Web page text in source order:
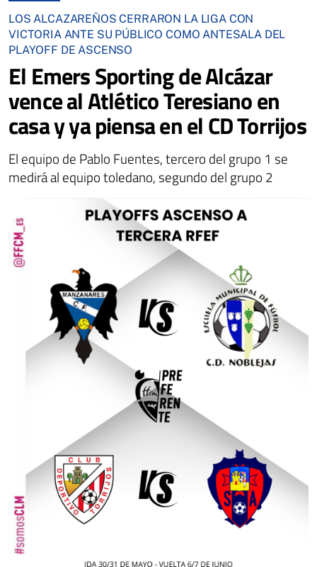
LOS ALCAZAREÑOS CERRARON LA LIGA CON
VICTORIA ANTE SU PÚBLICO COMO ANTESALA DEL
PLAYOFF DE ASCENSO
El Emers Sporting de Alcázar
vence al Atlético Teresiano en
casa y ya piensa en el CD Torrijos
El equipo de Pablo Fuentes, tercero del grupo 1 se
medirá al equipo toledano, segundo del grupo 2